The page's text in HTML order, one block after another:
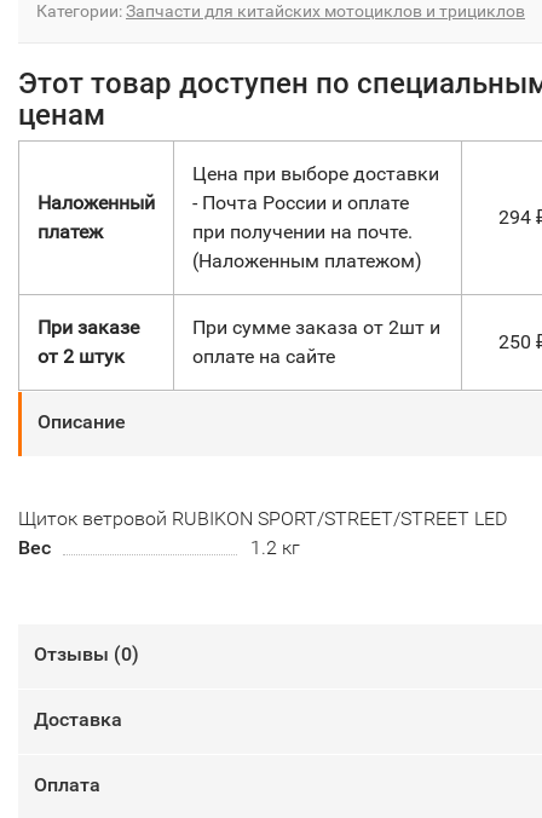
Категории:Запчасти для китайских мотоциклов и трициклов
Этот товар доступен по
ценам
Наложенный
платеж
Цена при выборе доставки
- Почта России и оплате
при получении на почте.
(Наложенным платежом)
294
При заказе
от 2 штук
При сумме заказа от 2шт и
оплате на сайте
250
Описание
Щиток ветровой RUBIKON SPORT/STREET/STREET LED
Вес
1.2 кг
Отзывы (0)
Доставка
Оплата